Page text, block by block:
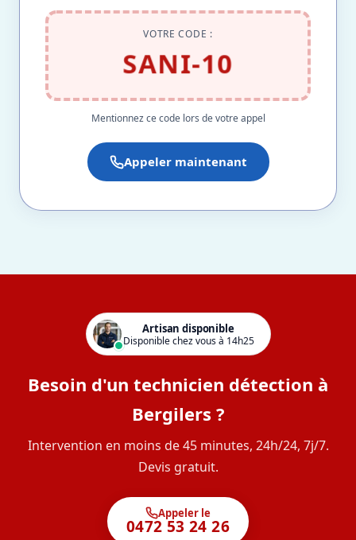
VOTRE CODE :
SANI-10
Mentionnez ce code lors de votre appel
Appeler maintenant
Artisan disponible
Disponible chez vous à 14h25
Besoin d'un technicien détection à
Bergilers ?
Intervention en moins de 45 minutes, 24h/24, 7j/7.
Devis gratuit.
Appeler le
0472 53 24 26